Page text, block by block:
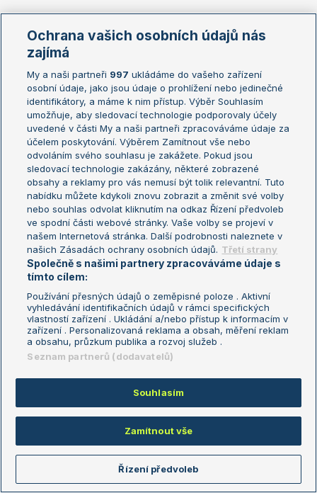
Aktuální turnaje
Hlavní turnaje
Montreal $9.4M
Toronto WTA
$7.4M
Vzájemné zápasy
Soutěž
10.000 korun!
Zápas
H2H
Ryan Ziegann S. - Gadecki T.
3-0
Mandlik E.
Ochrana vašich osobních údajů nás
zajímá
My a naši partneři 997 ukládáme do vašeho zařízení
osobní údaje, jako jsou údaje o prohlížení nebo jedinečné
identifikátory, a máme k nim přístup. Výběr Souhlasím
umožňuje, aby sledovací technologie podporovaly účely
uvedené v části My a naši partneři zpracováváme údaje za
účelem poskytování. Výběrem Zamítnout vše nebo
odvoláním svého souhlasu je zakážete. Pokud jsou
sledovací technologie zakázány, některé zobrazené
obsahy a reklamy pro vás nemusí být tolik relevantní. Tuto
nabídku můžete kdykoli znovu zobrazit a změnit své volby
nebo souhlas odvolat kliknutím na odkaz Řízení předvoleb
ve spodní části webové stránky. Vaše volby se projeví v
našem Internetová stránka. Další podrobnosti naleznete v
našich Zásadách ochrany osobních údajů. Třetí strany
Společně s našimi partnery zpracováváme údaje s
tímto cílem:
Používání přesných údajů o zeměpisné poloze . Aktivní
vyhledávání identifikačních údajů v rámci specifických
vlastností zařízení . Ukládání a/nebo přístup k informacím v
zařízení . Personalizovaná reklama a obsah, měření reklam
a obsahu, průzkum publika a rozvoj služeb .
Seznam partnerů (dodavatelů)
Souhlasím
Zamítnout vše
Řízení předvoleb